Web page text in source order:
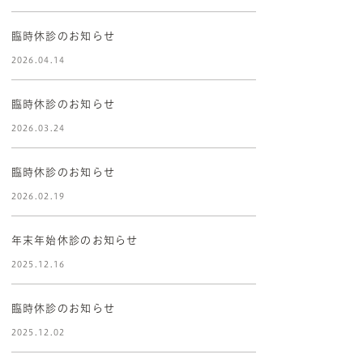
臨時休診のお知らせ
2026.04.14
臨時休診のお知らせ
2026.03.24
臨時休診のお知らせ
2026.02.19
年末年始休診のお知らせ
2025.12.16
臨時休診のお知らせ
2025.12.02